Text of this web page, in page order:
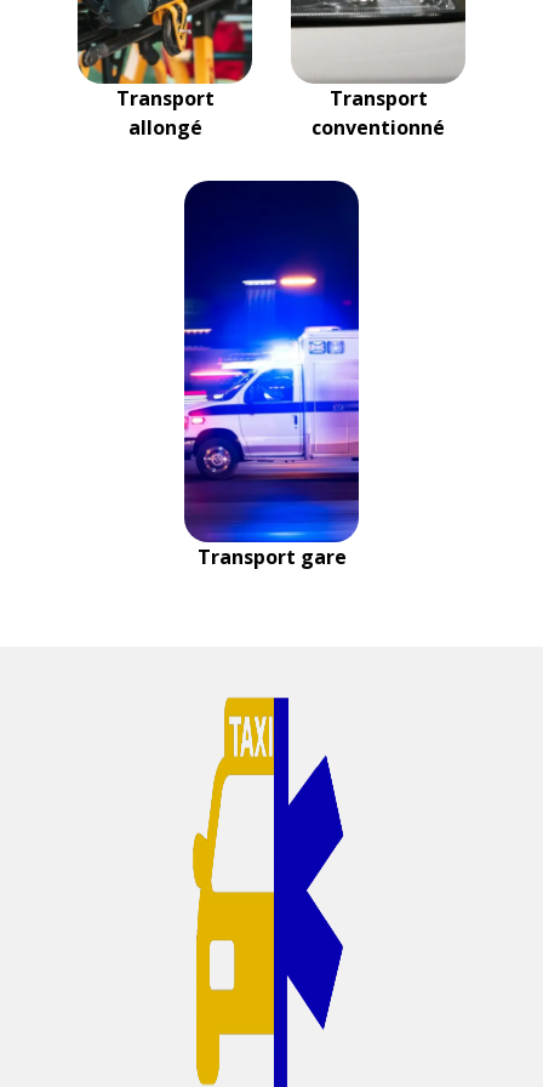
Transport
allongé
Transport
conventionné
Transport gare